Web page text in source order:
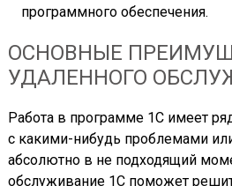
программного обеспечения.
ОСНОВНЫЕ
УДАЛЕННОГО
Работа в программе 1С имеет
с какими-нибудь проблемами
абсолютно в не подходящий
обслуживание 1С поможет